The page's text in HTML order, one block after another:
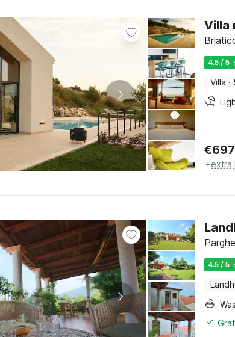
Villa
4.5 / 5
Villa ·
€697
+extra
4.5 / 5